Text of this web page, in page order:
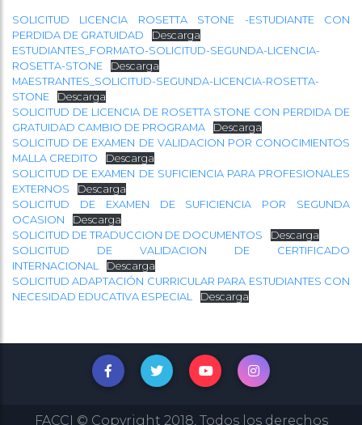
SOLICITUD LICENCIA ROSETTA STONE -ESTUDIANTE CON
PERDIDA DE GRATUIDAD
Descarga
ESTUDIANTES_FORMATO-SOLICITUD-SEGUNDA-LICENCIA-
ROSETTA-STONE
Descarga
MAESTRANTES_SOLICITUD-SEGUNDA-LICENCIA-ROSETTA-
STONE
Descarga
SOLICITUD DE LICENCIA DE ROSETTA STONE CON PERDIDA DE
GRATUIDAD CAMBIO DE PROGRAMA
Descarga
SOLICITUD DE EXAMEN DE VALIDACION POR CONOCIMIENTOS
MALLA CREDITO
Descarga
SOLICITUD DE EXAMEN DE SUFICIENCIA PARA PROFESIONALES
EXTERNOS
Descarga
SOLICITUD DE EXAMEN DE SUFICIENCIA POR SEGUNDA
OCASION
Descarga
SOLICITUD DE TRADUCCION DE DOCUMENTOS
Descarga
SOLICITUD DE VALIDACION DE CERTIFICADO
INTERNACIONAL
Descarga
SOLICITUD ADAPTACIÓN CURRICULAR PARA ESTUDIANTES CON
NECESIDAD EDUCATIVA ESPECIAL
Descarga
FACCI © Copyright 2018, Todos los derechos